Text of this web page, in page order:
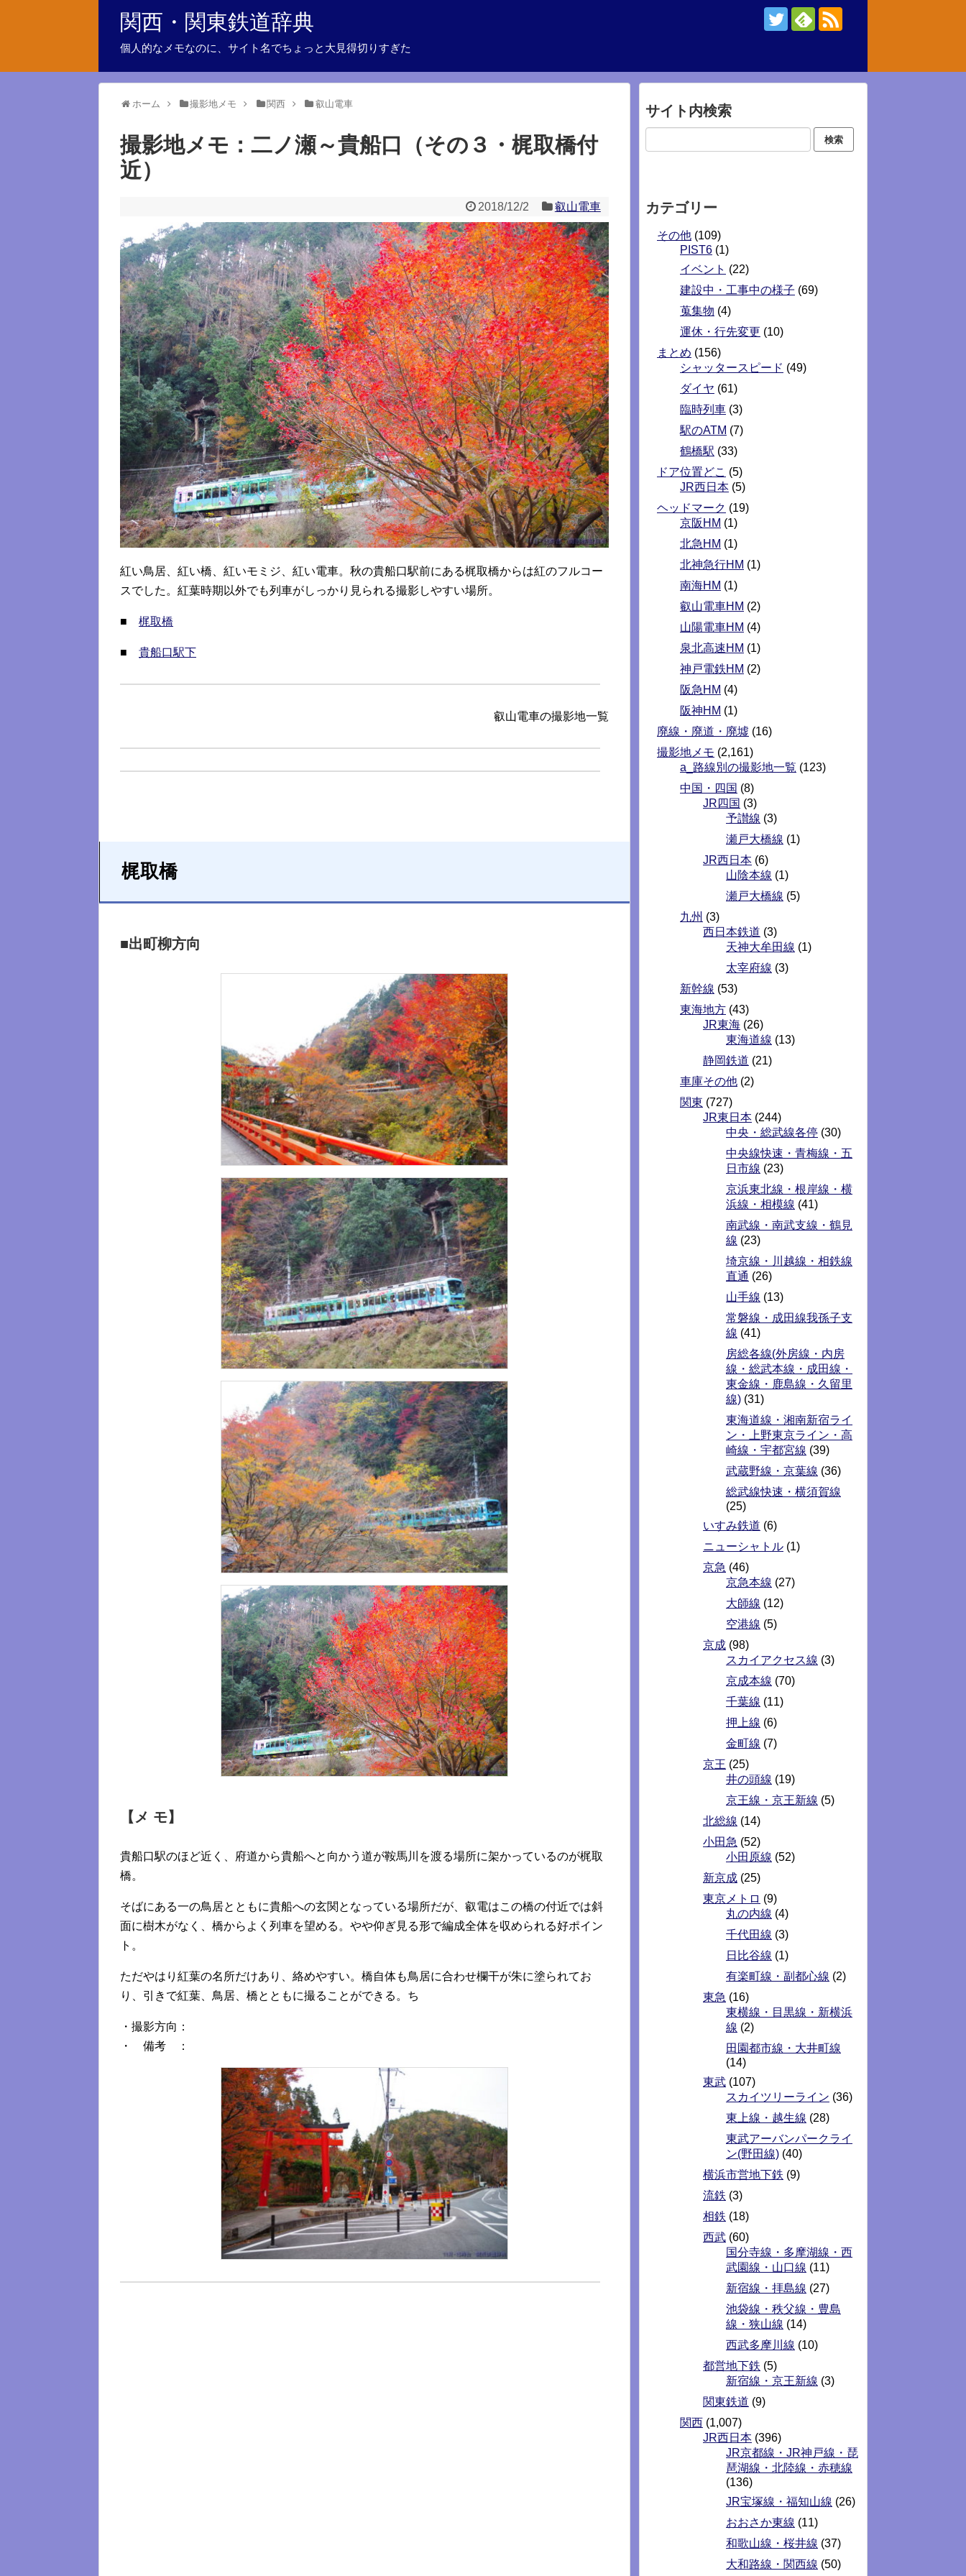
関西・関東鉄道辞典
個人的なメモなのに、サイト名でちょっと大見得切りすぎた
ホーム 撮影地メモ 関西 叡山電車
撮影地メモ：二ノ瀬～貴船口（その３・梶取橋付
近）
2018/12/2 叡山電車
紅い鳥居、紅い橋、紅いモミジ、紅い電車。秋の貴船口駅前にある梶取橋からは紅のフルコー
スでした。紅葉時期以外でも列車がしっかり見られる撮影しやすい場所。
■ 梶取橋
■ 貴船口駅下
叡山電車の撮影地一覧
梶取橋
■出町柳方向
【メ モ】
貴船口駅のほど近く、府道から貴船へと向かう道が鞍馬川を渡る場所に架かっているのが梶取
橋。
そばにある一の鳥居とともに貴船への玄関となっている場所だが、叡電はこの橋の付近では斜
面に樹木がなく、橋からよく列車を望める。やや仰ぎ見る形で編成全体を収められる好ポイン
ト。
ただやはり紅葉の名所だけあり、絡めやすい。橋自体も鳥居に合わせ欄干が朱に塗られてお
り、引きで紅葉、鳥居、橋とともに撮ることができる。ち
・撮影方向：
・ 備考 ：
サイト内検索
カテゴリー
その他 (109)
PIST6 (1)
イベント (22)
建設中・工事中の様子 (69)
蒐集物 (4)
運休・行先変更 (10)
まとめ (156)
シャッタースピード (49)
ダイヤ (61)
臨時列車 (3)
駅のATM (7)
鶴橋駅 (33)
ドア位置どこ (5)
JR西日本 (5)
ヘッドマーク (19)
京阪HM (1)
北急HM (1)
北神急行HM (1)
南海HM (1)
叡山電車HM (2)
山陽電車HM (4)
泉北高速HM (1)
神戸電鉄HM (2)
阪急HM (4)
阪神HM (1)
廃線・廃道・廃墟 (16)
撮影地メモ (2,161)
a_路線別の撮影地一覧 (123)
中国・四国 (8)
JR四国 (3)
予讃線 (3)
瀬戸大橋線 (1)
JR西日本 (6)
山陰本線 (1)
瀬戸大橋線 (5)
九州 (3)
西日本鉄道 (3)
天神大牟田線 (1)
太宰府線 (3)
新幹線 (53)
東海地方 (43)
JR東海 (26)
東海道線 (13)
静岡鉄道 (21)
車庫その他 (2)
関東 (727)
JR東日本 (244)
中央・総武線各停 (30)
中央線快速・青梅線・五
日市線 (23)
京浜東北線・根岸線・横
浜線・相模線 (41)
南武線・南武支線・鶴見
線 (23)
埼京線・川越線・相鉄線
直通 (26)
山手線 (13)
常磐線・成田線我孫子支
線 (41)
房総各線(外房線・内房
線・総武本線・成田線・
東金線・鹿島線・久留里
線) (31)
東海道線・湘南新宿ライ
ン・上野東京ライン・高
崎線・宇都宮線 (39)
武蔵野線・京葉線 (36)
総武線快速・横須賀線
(25)
いすみ鉄道 (6)
ニューシャトル (1)
京急 (46)
京急本線 (27)
大師線 (12)
空港線 (5)
京成 (98)
スカイアクセス線 (3)
京成本線 (70)
千葉線 (11)
押上線 (6)
金町線 (7)
京王 (25)
井の頭線 (19)
京王線・京王新線 (5)
北総線 (14)
小田急 (52)
小田原線 (52)
新京成 (25)
東京メトロ (9)
丸の内線 (4)
千代田線 (3)
日比谷線 (1)
有楽町線・副都心線 (2)
東急 (16)
東横線・目黒線・新横浜
線 (2)
田園都市線・大井町線
(14)
東武 (107)
スカイツリーライン (36)
東上線・越生線 (28)
東武アーバンパークライ
ン(野田線) (40)
横浜市営地下鉄 (9)
流鉄 (3)
相鉄 (18)
西武 (60)
国分寺線・多摩湖線・西
武園線・山口線 (11)
新宿線・拝島線 (27)
池袋線・秩父線・豊島
線・狭山線 (14)
西武多摩川線 (10)
都営地下鉄 (5)
新宿線・京王新線 (3)
関東鉄道 (9)
関西 (1,007)
JR西日本 (396)
JR京都線・JR神戸線・琵
琶湖線・北陸線・赤穂線
(136)
JR宝塚線・福知山線 (26)
おおさか東線 (11)
和歌山線・桜井線 (37)
大和路線・関西線 (50)